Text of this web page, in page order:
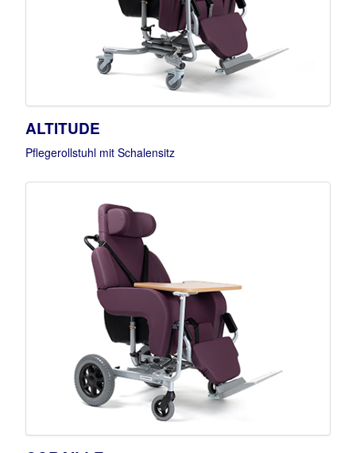
ALTITUDE
Pflegerollstuhl mit Schalensitz